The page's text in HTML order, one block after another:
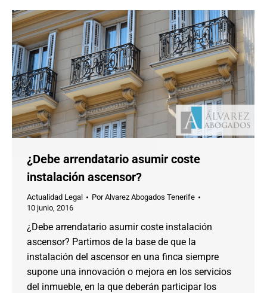
¿Debe arrendatario asumir coste
instalación ascensor?
Actualidad Legal PorAlvarez Abogados Tenerife
10 junio, 2016
¿Debe arrendatario asumir coste instalación
ascensor? Partimos de la base de que la
instalación del ascensor en una finca siempre
supone una innovación o mejora en los servicios
del inmueble, en la que deberán participar los